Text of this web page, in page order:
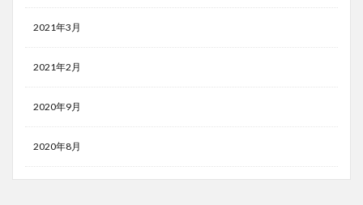
2021年3月
2021年2月
2020年9月
2020年8月